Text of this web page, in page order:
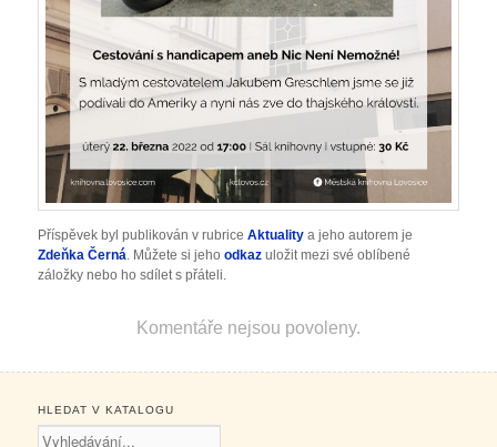
Příspěvek byl publikován v rubriceAktuality a jeho autorem je
Zdeňka Černá . Můžete si jehoodkaz uložit mezi své oblíbené
záložky nebo ho sdílet s přáteli.
Komentáře nejsou povoleny.
HLEDAT V KATALOGU